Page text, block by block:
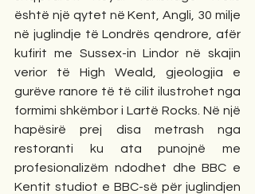
është një qytet në Kent, Angli, 30 milje
në juglindje të Londrës qendrore, afër
kufirit me Sussex-in Lindor në skajin
verior të High Weald, gjeologjia e
gurëve ranore të të cilit ilustrohet nga
formimi shkëmbor i Lartë Rocks. Në një
hapësirë prej disa metrash nga
restoranti ku ata punojnë me
profesionalizëm ndodhet dhe BBC e
Kentit studiot e BBC-së për juglindjen